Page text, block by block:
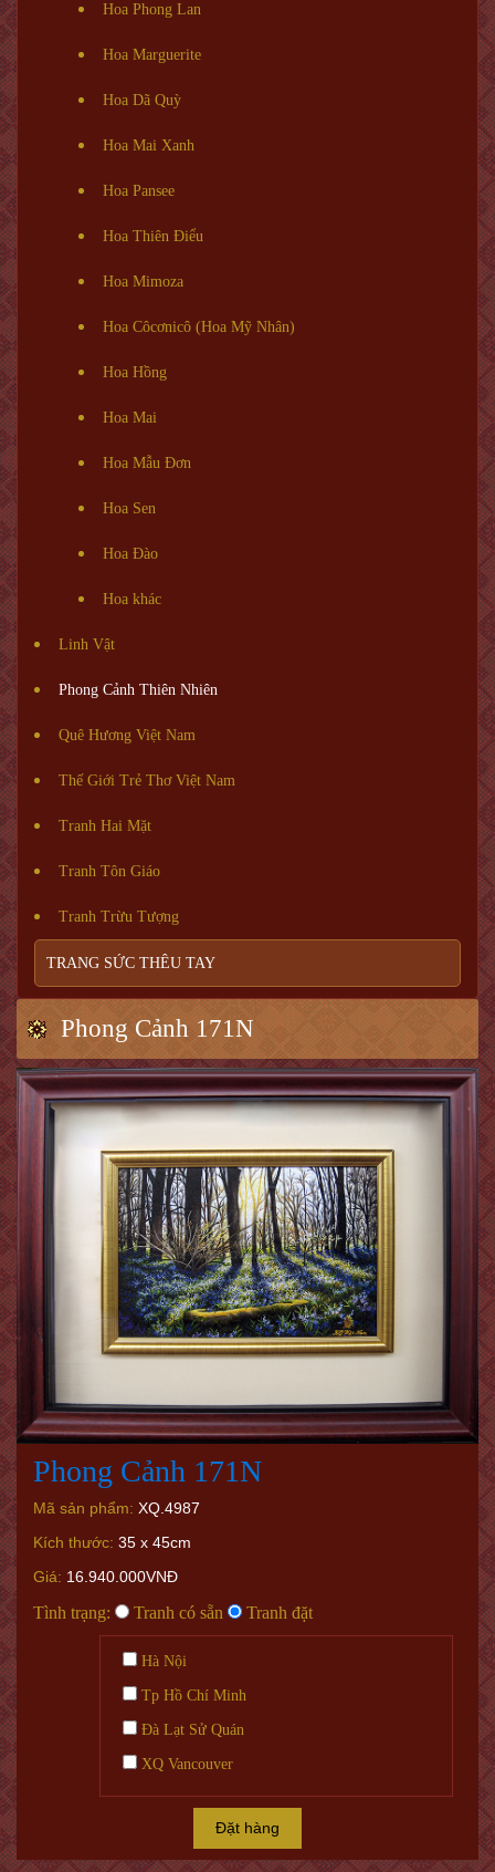
Hoa Phong Lan
Hoa Marguerite
Hoa Dã Quỳ
Hoa Mai Xanh
Hoa Pansee
Hoa Thiên Điểu
Hoa Mimoza
Hoa Côcơnicô (Hoa Mỹ Nhân)
Hoa Hồng
Hoa Mai
Hoa Mẫu Đơn
Hoa Sen
Hoa Đào
Hoa khác
Linh Vật
Phong Cảnh Thiên Nhiên
Quê Hương Việt Nam
Thế Giới Trẻ Thơ Việt Nam
Tranh Hai Mặt
Tranh Tôn Giáo
Tranh Trừu Tượng
TRANG SỨC THÊU TAY
Phong Cảnh 171N
Phong Cảnh 171N
Mã sản phẩm: XQ.4987
Kích thước: 35 x 45cm
Giá: 16.940.000VNĐ
Tình trạng: Tranh có sẵn Tranh đặt
Hà Nội
Tp Hồ Chí Minh
Đà Lạt Sử Quán
XQ Vancouver
Đặt hàng